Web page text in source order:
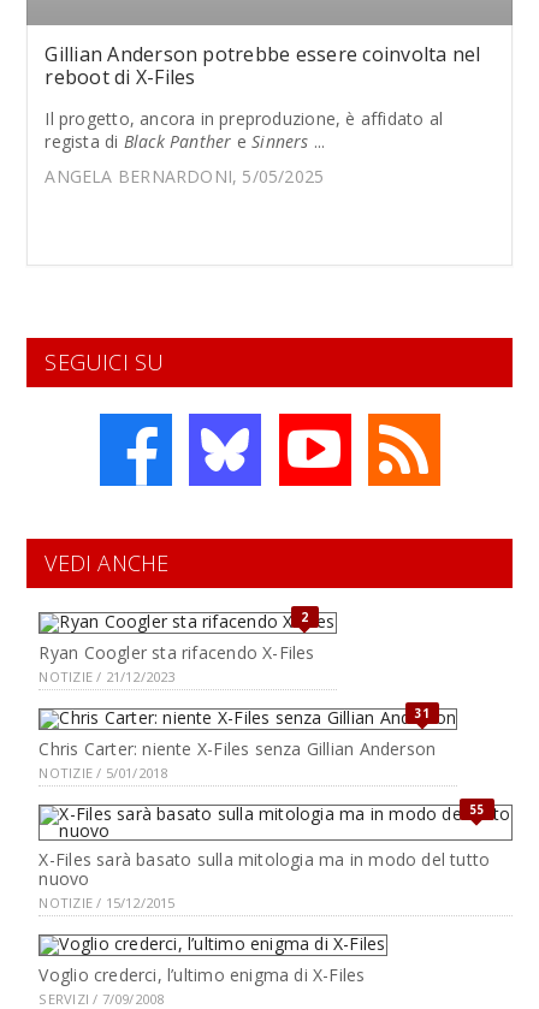
Gillian Anderson potrebbe essere coinvolta nel
reboot di X-Files
Il progetto, ancora in preproduzione, è affidato al
regista di Black Panther eSinners ...
ANGELA BERNARDONI, 5/05/2025
SEGUICI SU
VEDI ANCHE
2
Ryan Coogler sta rifacendo X-Files
NOTIZIE / 21/12/2023
31
Chris Carter: niente X-Files senza Gillian Anderson
NOTIZIE / 5/01/2018
55
X-Files sarà basato sulla mitologia ma in modo del tutto
nuovo
NOTIZIE / 15/12/2015
Voglio crederci, l’ultimo enigma di X-Files
SERVIZI / 7/09/2008